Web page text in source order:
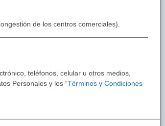
de los centros comerciales).
teléfonos, celular u otros medios,
Personales y los “Términos y Condiciones